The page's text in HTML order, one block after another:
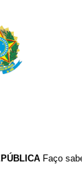
Faço